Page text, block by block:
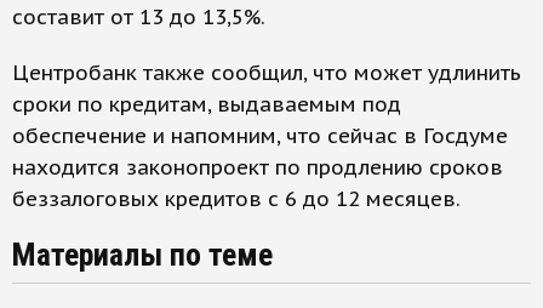
составит от 13 до 13,5%.
Центробанк также сообщил, что может удлинить
сроки по кредитам, выдаваемым под
обеспечение и напомним, что сейчас в Госдуме
находится законопроект по продлению сроков
беззалоговых кредитов с 6 до 12 месяцев.
Материалы по теме